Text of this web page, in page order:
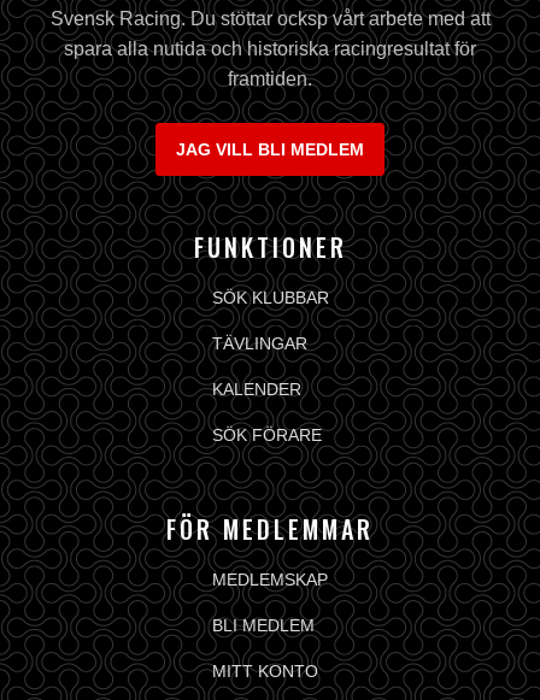
Svensk Racing. Du stöttar ocksp vårt arbete med att
spara alla nutida och historiska racingresultat för
framtiden.
JAG VILL BLI MEDLEM
FUNKTIONER
SÖK KLUBBAR
TÄVLINGAR
KALENDER
SÖK FÖRARE
FÖR MEDLEMMAR
MEDLEMSKAP
BLI MEDLEM
MITT KONTO